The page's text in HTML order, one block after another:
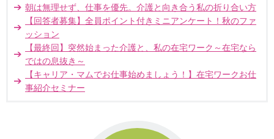
朝は無理せず、仕事を優先。介護と向き合う私の折り合い方
【回答者募集】全員ポイント付きミニアンケート！秋のファ
ッション
【最終回】突然始まった介護と、私の在宅ワーク～在宅なら
ではの息抜き～
【キャリア・マムでお仕事始めましょう！】在宅ワークお仕
事紹介セミナー